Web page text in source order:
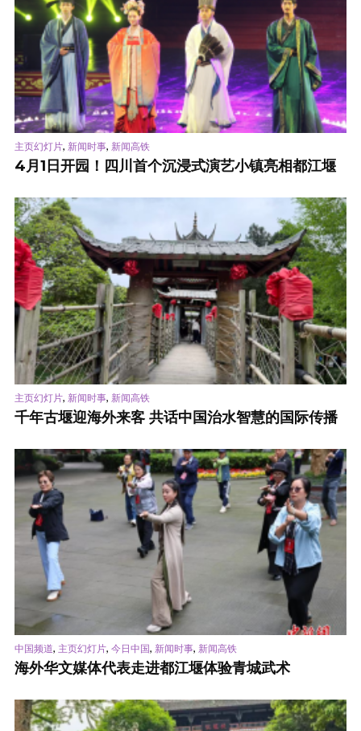
主页幻灯片, 新闻时事, 新闻高铁
4月1日开园！四川首个沉浸式演艺小镇亮相都江堰
主页幻灯片, 新闻时事, 新闻高铁
千年古堰迎海外来客 共话中国治水智慧的国际传播
中国频道, 主页幻灯片, 今日中国, 新闻时事, 新闻高铁
海外华文媒体代表走进都江堰体验青城武术